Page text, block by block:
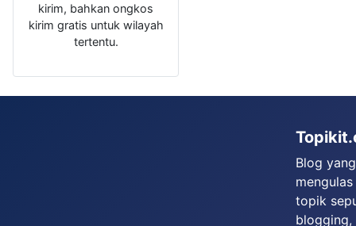
kirim, bahkan ongkos
kirim gratis untuk wilayah
tertentu.
Blog yang
mengulas
topik
blogging,